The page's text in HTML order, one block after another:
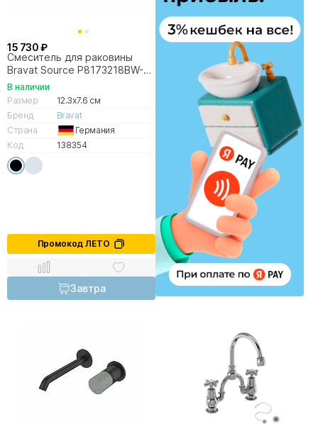
15 730 ₽
Смеситель для раковины
Bravat Source P8173218BW-
ENG
В наличии
Размер
12.3x7.6 см
Бренд
Bravat
Страна
Германия
Код
138354
Промокод ЛЕТО
Завтра